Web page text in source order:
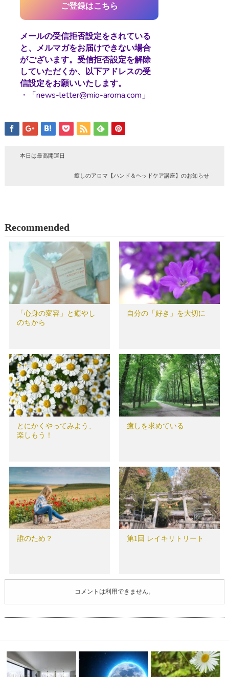
メールの受信拒否設定をされている
と、メルマガをお届けできない場合
がございます。受信拒否設定を解除
していただくか、以下アドレスの受
信設定をお願いいたします。
・「news-letter@mio-aroma.com」
本日は最高開運日
癒しのアロマ【ハンド＆ヘッドケア講座】のお知らせ
Recommended
「心身の変容」と癒やし
のちから
自分の「好き」を大切に
とにかくやってみよう、
楽しもう！
癒しを求めている
誰のため？ 第1回 レイキリトリート
コメントは利用できません。